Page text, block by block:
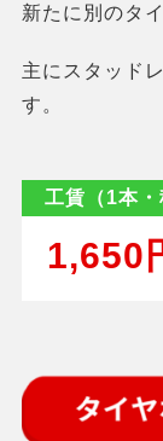
新たに別のタ
主にスタッド
す。
工賃（1本・
1,650